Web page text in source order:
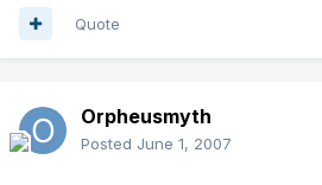
Quote
Orpheusmyth
Posted June 1, 2007